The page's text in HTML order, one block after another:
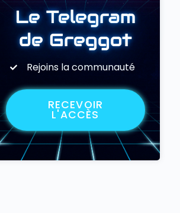
Le Telegram
de Greggot
Rejoins la communauté
RECEVOIR
L'ACCÈS